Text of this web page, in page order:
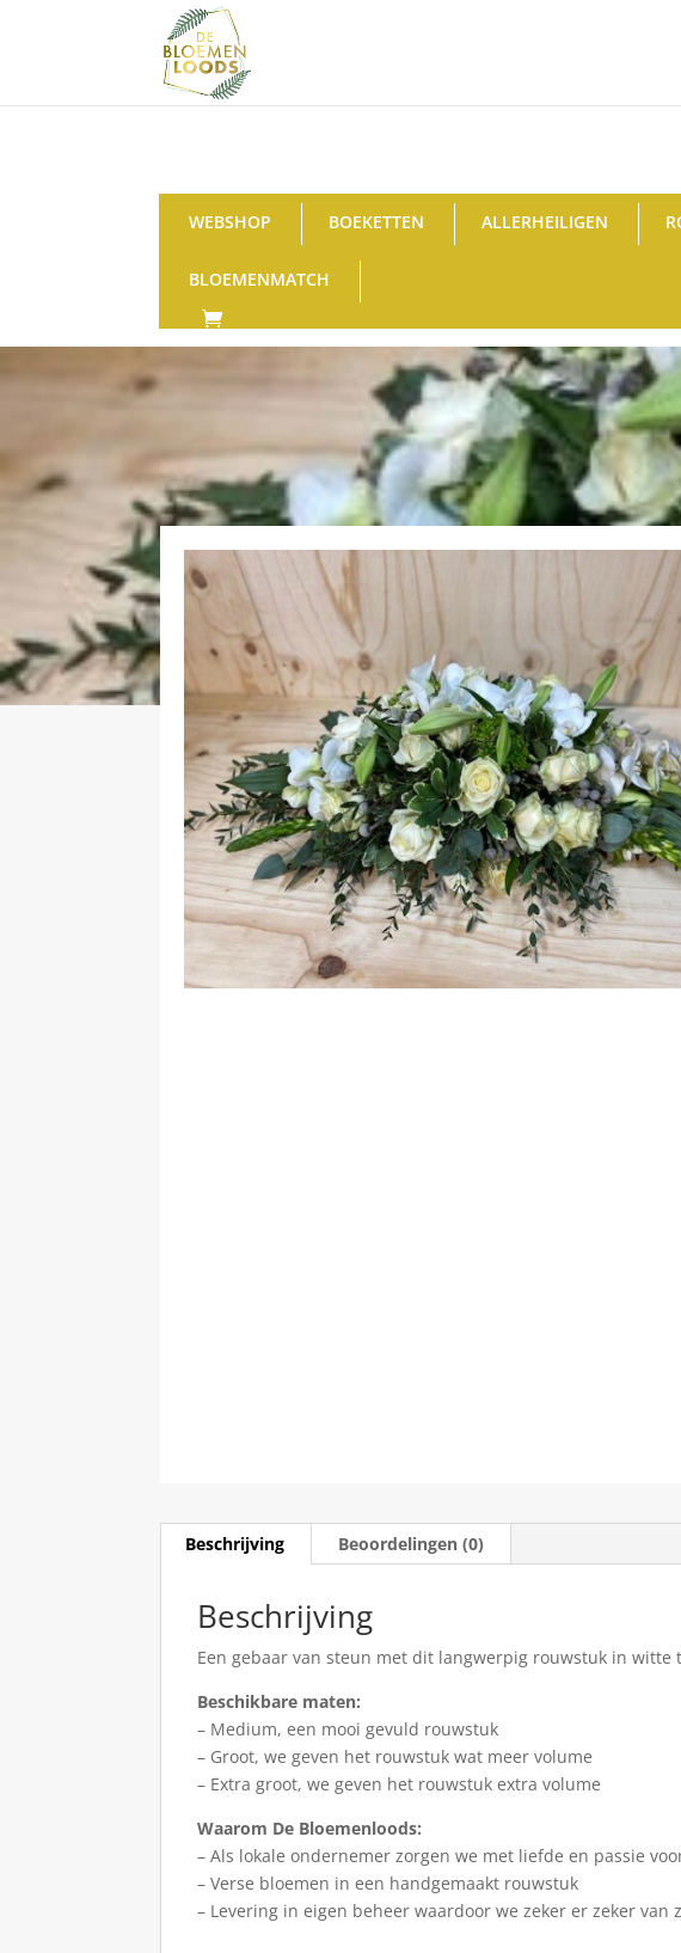
WEBSHOP BOEKETTEN ALLERHEILIGEN
BLOEMENMATCH
Beschrijving Beoordelingen (0)
Beschrijving
Een gebaar van steun met dit langwerpig rouwstuk in witte
Beschikbare maten:
– Medium, een mooi gevuld rouwstuk
– Groot, we geven het rouwstuk wat meer volume
– Extra groot, we geven het rouwstuk extra volume
Waarom De Bloemenloods:
– Als lokale ondernemer zorgen we met liefde en passie
– Verse bloemen in een handgemaakt rouwstuk
– Levering in eigen beheer waardoor we zeker er zeker